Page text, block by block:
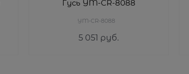
Гусь YM-CR-8088
YM-CR-8088
5 051 руб.